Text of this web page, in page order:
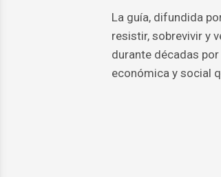
La guía, difundida
resistir, sobrevivir y
durante décadas
económica y social